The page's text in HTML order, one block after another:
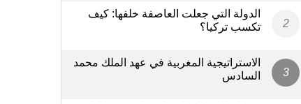
الدولة التي جعلت العاصفة خلفها: كيف
تكسب تركيا؟
الاستراتيجية المغربية في عهد الملك محمد
السادس